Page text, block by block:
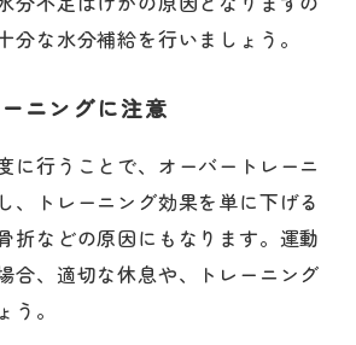
分な水分補給を行いましょう。
ニングに注意
に行うことで、オーバートレーニ
、トレーニング効果を単に下げる
折などの原因にもなります。運動
合、適切な休息や、トレーニング
。